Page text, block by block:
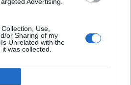
Use,
or Sharing of my
Unrelated with the
was collected.
βουνό;» (video)
2024
κλείνει εργοστάσια η VW για
φορά στην ιστορία της- Ο